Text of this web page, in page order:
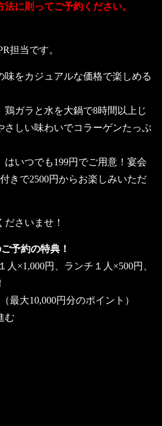
に則ってご予約ください。
担当です。
味をカジュアルな価格で楽しめる
鶏ガラと水を大鍋で8時間以上じ
さしい味わいでコラーゲンたっぷ
はいつでも199円でご用意！宴会
きで2500円からお楽しみいただ
さいませ！
予約の特典！
×1,000円、ランチ１人×500円、
最大10,000円分のポイント）
む